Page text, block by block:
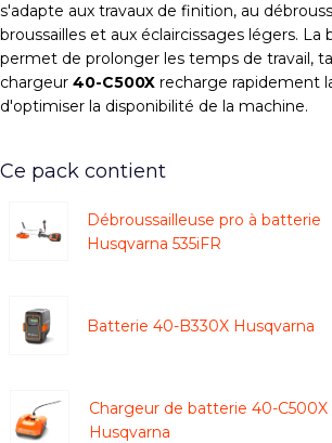
s'adapte aux travaux de finition, au
broussailles et aux éclaircissages légers. La
permet de prolonger les temps de travail,
chargeur 40-C500X recharge rapidement
d'optimiser la disponibilité de la machine.
Ce pack contient
Débroussailleuse pro à batterie
Husqvarna 535iFR
Batterie 40-B330X Husqvarna
Chargeur de batterie 40-C500X
Husqvarna